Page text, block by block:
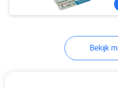
De DoosBekijk